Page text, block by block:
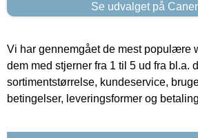
Se udvalget på
Vi har gennemgået de mest populære
dem med stjerner fra 1 til 5 ud fra bl.a.
sortimentstørrelse, kundeservice,
betingelser, leveringsformer og